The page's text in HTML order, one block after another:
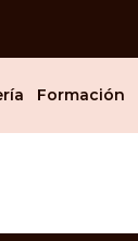
Formación